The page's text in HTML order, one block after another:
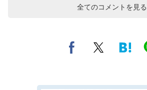
全てのコメントを見る